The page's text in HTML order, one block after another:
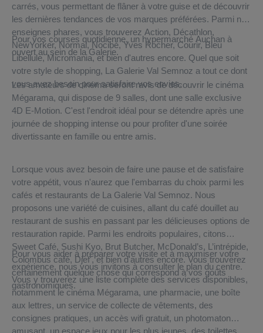
carrés, vous permettant de flâner à votre guise et de découvrir
les dernières tendances de vos marques préférées. Parmi nos
enseignes phares, vous trouverez Action, Décathlon,
NewYorker, Normal, Nocibé, Yves Rocher, Courir, Bleu
Libellule, Micromania, et bien d'autres encore. Quel que soit
votre style de shopping, La Galerie Val Semnoz a tout ce dont
vous avez besoin pour satisfaire vos envies.
Pour vos courses quotidienne, un hypermarché Auchan à
ouvert au sein de la Galerie.
Les amateurs de cinéma seront ravis de découvrir le cinéma
Mégarama, qui dispose de 9 salles, dont une salle exclusive
4D E-Motion. C'est l'endroit idéal pour se détendre après une
journée de shopping intense ou pour profiter d'une soirée
divertissante en famille ou entre amis.
Lorsque vous avez besoin de faire une pause et de satisfaire
votre appétit, vous n'aurez que l'embarras du choix parmi les
cafés et restaurants de La Galerie Val Semnoz. Nous
proposons une variété de cuisines, allant du café douillet au
restaurant de sushis en passant par les délicieuses options de
restauration rapide. Parmi les endroits populaires, citons
Sweet Café, Sushi Kyo, Brut Butcher, McDonald’s, L’intrépide,
Colombus café, Djef', et bien d'autres encore. Vous trouverez
certainement quelque chose qui correspond à vos goûts
gastronomiques.
Pour vous aider à préparer votre visite et à maximiser votre
expérience, nous vous invitons à consulter le plan du centre.
Vous y trouverez une liste complète des services disponibles,
notamment le cinéma Mégarama, une pharmacie, une boîte
aux lettres, un service de collecte de vêtements, des
consignes pratiques, un accès wifi gratuit, un photomaton
amusant, un espace jeux pour les plus jeunes, des toilettes